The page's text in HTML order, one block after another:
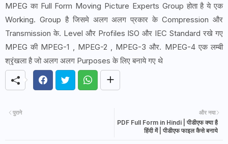
MPEG का Full Form Moving Picture Experts Group होता है ये एक
Working. Group है जिसमे अलग अलग प्रकार के Compression और
Transmission के. Level और Profiles ISO और IEC Standard रखे गए
MPEG की MPEG-1 , MPEG-2 , MPEG-3 और. MPEG-4 एक लम्बी
श्रृंखला है जो अलग अलग Purposes के लिए बनाये गए थे
और नया
PDF Full Form in Hindi | पीडीएफ क्या है
हिंदी में | पीडीएफ फाइल कैसे बनाये
पुराने